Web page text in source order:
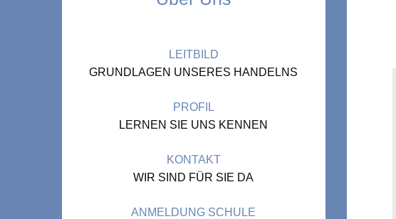
LEITBILD
GRUNDLAGEN UNSERES HANDELNS
PROFIL
LERNEN SIE UNS KENNEN
KONTAKT
WIR SIND FÜR SIE DA
ANMELDUNG SCHULE